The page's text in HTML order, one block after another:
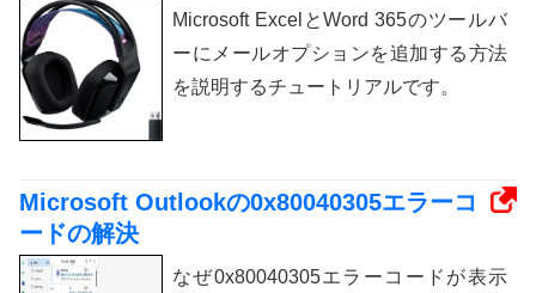
Microsoft ExcelとWord 365のツールバ
ーにメールオプションを追加する方法
を説明するチュートリアルです。
Microsoft Outlookの0x80040305エラーコ
ードの解決
なぜ0x80040305エラーコードが表示